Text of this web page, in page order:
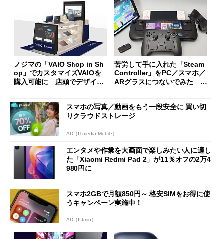
ノジマの「VAIO Shop in Sh
op」でカスタマイズVAIOを
購入可能に 店頭でデザイン
苦労して手に入れた「Steam
Controller」をPC／スマホ／
ARグラスにつないでみた ゲ
スマホの写真／動画をもう一段安全に 買い切
りクラウドストレージ
AD（ITmedia Mobile）
エンタメや作業を大画面で楽しみたい人に適し
た「Xiaomi Redmi Pad 2」が11％オフの2万4
980円に
スマホ2GBで月額850円～ 格安SIMをお得に使
うキャンペーン実施中！
AD（IIJmio）